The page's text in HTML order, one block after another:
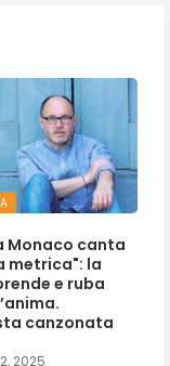
Monaco canta
metrica": la
e ruba
canzonata
2025